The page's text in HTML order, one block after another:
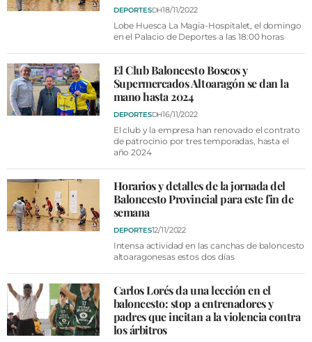
CARTELERA
HORÓSCOPO
ESQUELAS
INICIAR SESIÓN
DEPORTESDH18/11/2022
Lobe Huesca La Magia-Hospitalet, el domingo
en el Palacio de Deportes a las 18:00 horas
El Club Baloncesto Boscos y
Supermercados Altoaragón se dan la
mano hasta 2024
DEPORTESDH16/11/2022
El club y la empresa han renovado el contrato
de patrocinio por tres temporadas, hasta el
año 2024
Horarios y detalles de la jornada del
Baloncesto Provincial para este fin de
semana
DEPORTES12/11/2022
Intensa actividad en las canchas de baloncesto
altoaragonesas estos dos días
Carlos Lorés da una lección en el
baloncesto: stop a entrenadores y
padres que incitan a la violencia contra
los árbitros